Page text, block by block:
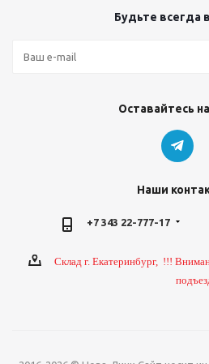
Будьте всегда
Оставайтесь
Наши
+7 343 22-777-17
Склад г. Екатеринбург, !!!